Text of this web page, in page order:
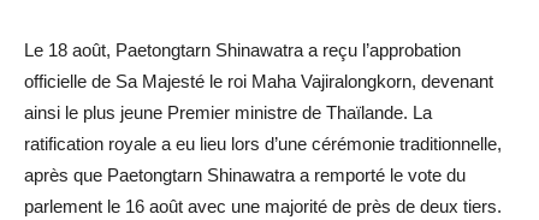
Le 18 août, Paetongtarn Shinawatra a reçu l’approbation
officielle de Sa Majesté le roi Maha Vajiralongkorn, devenant
ainsi le plus jeune Premier ministre de Thaïlande. La
ratification royale a eu lieu lors d’une cérémonie traditionnelle,
après que Paetongtarn Shinawatra a remporté le vote du
parlement le 16 août avec une majorité de près de deux tiers.